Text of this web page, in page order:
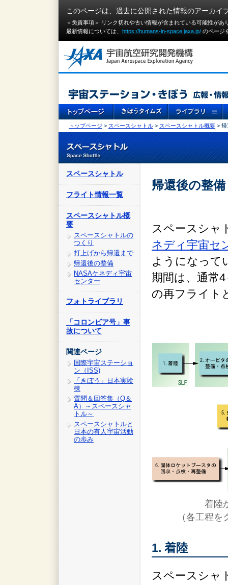
このページは、過去に公開された情報のアーカイ
＜免責事項＞ リンク切れや古い情報が含まれている可能性が
最新情報については、 https://humans-in-space.jaxa.jp/ のページ
トップページ > スペースシャトル > スペースシャトル概要 >
スペースシャトル
フライト情報一覧
スペースシャトル概
要
スペースシャトルの
つくり
打上げから帰還まで
帰還後の整備
NASAケネディ宇宙
センター
フォトライブラリ
「コロンビア号」事
故について
関連ページ
国際宇宙ステーショ
ン（ISS)
「きぼう」日本実験
棟
質問＆回答集（Q＆
A）～スペースシャ
トル～
スペースシャトルと
日本の有人宇宙活動
の歩み
帰還後の整備
スペースシャ
ネディ宇宙セ
ようになって
期間は、通常
の再フライト
着陸
（各工程
1. 着陸
スペースシャ